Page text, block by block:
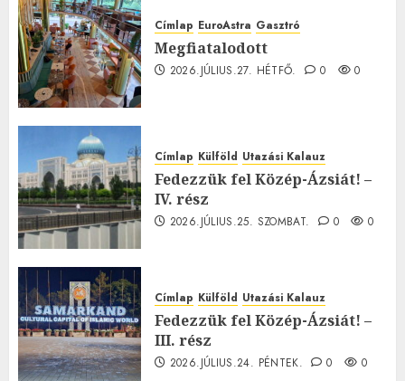
Címlap EuroAstra Gasztró
Megfiatalodott
2026.JÚLIUS.27. HÉTFŐ. 0 0
Címlap Külföld Utazási Kalauz
Fedezzük fel Közép-Ázsiát! –
IV. rész
2026.JÚLIUS.25. SZOMBAT. 0 0
Címlap Külföld Utazási Kalauz
Fedezzük fel Közép-Ázsiát! –
III. rész
2026.JÚLIUS.24. PÉNTEK. 0 0